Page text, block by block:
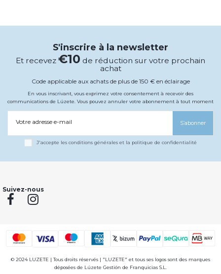
S'inscrire à la newsletter
Et recevez €10 de réduction sur votre prochain
achat
Code applicable aux achats de plus de 150 € en éclairage
En vous inscrivant, vous exprimez votre consentement à recevoir des
communications de Lúzete. Vous pouvez annuler votre abonnement à tout moment
Votre adresse e-mail S’abonner
J'accepte les conditions générales et la politique de confidentialité
Suivez-nous
© 2024 LUZETE | Tous droits réservés | "LUZETE" et tous ses logos sont des marques
déposées de Lúzete Gestión de Franquicias S.L.